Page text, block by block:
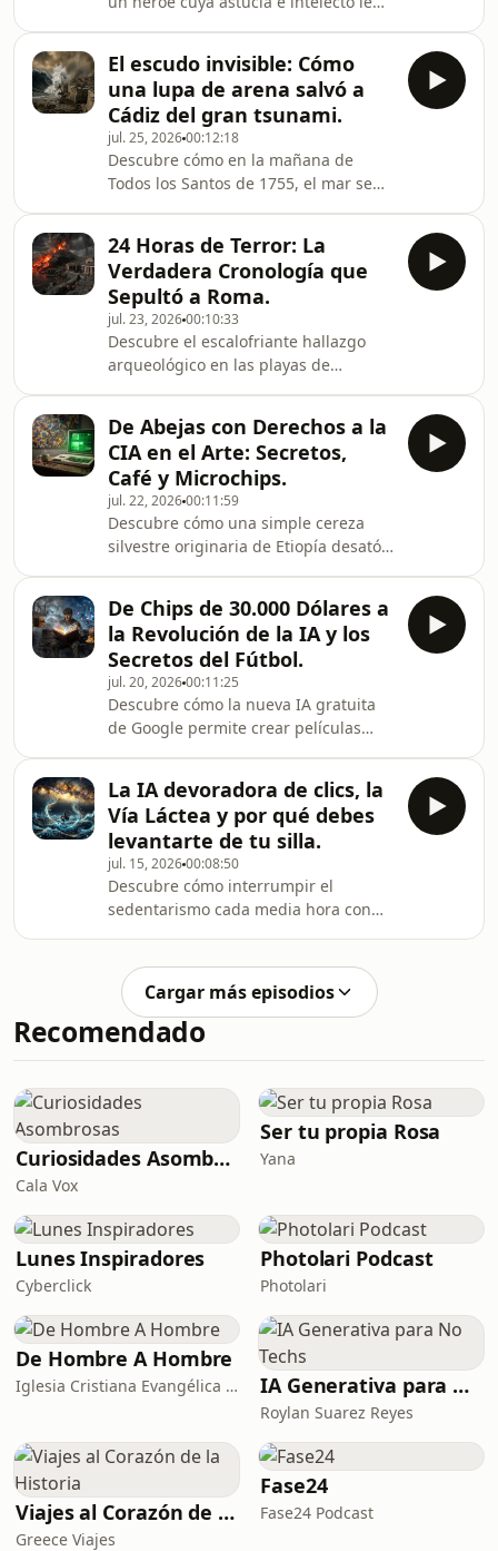
profundo y las históricas primeras
radiografías en órbita, además de
analizar un nuevo est
&quot;astucia&quot; se manifiesta
hoy en la IA de Google Gemini, capaz
de gestionar tu vida digital en Gmail y
Drive con una precisión casi
divina.Exploramos la fascinante
analogía entre la resistencia de
Odiseo ante la ira de Poseidón y la
resiliencia
El escudo invisible: Cómo
una lupa de arena salvó a
Cádiz del gran tsunami.
jul. 25, 202600:12:18
Descubre cómo en la mañana de
Todos los Santos de 1755, el mar se
solo para regresar en forma de seis
devastadoras olas
consecutivas.Explora el milagro
geológico del &quot;Banco de
Rota&quot;, una montaña submarina
que desvió parte de la furia del
océano y protegió a Cádiz de un muro
de agua que, momentos antes, ya
había borr
24 Horas de Terror: La
Verdadera Cronología que
Sepultó a Roma.
jul. 23, 202600:10:33
Descubre el escalofriante hallazgo
arqueológico en las playas de
los refugiados haciendo que sus
cerebros hirvieran en milésimas de
segundo, desmintiendo el viejo mito
de que todos murieron por
asfixia.Adéntrate en las
profundidades de una lujosa villa en
Pompeya descubierta tras seguir el
rastro de saqueadores de tumbas; u
De Abejas con Derechos a la
CIA en el Arte: Secretos,
Café y Microchips.
jul. 22, 202600:11:59
Descubre cómo una simple cereza
silvestre originaria de Etiopía desató
economía y la cultura global a la par
que exploramos cómo el imperio
tecnológico de Amstrad conquistó
Europa democratizando las
computadoras de 8 bits antes de que
sus polémicas decisiones de diseño la
llevaran al declive.Adéntrate en los
oscuros secretos de
De Chips de 30.000 Dólares a
la Revolución de la IA y los
Secretos del Fútbol.
jul. 20, 202600:11:25
Descubre cómo la nueva IA gratuita
de Google permite crear películas
enfrentamos a una crisis filosófica
sobre qué es real y qué es sintético
en nuestros textos diarios.Esta frase
conecta directamente el avance de
herramientas como Storyboard Studio
de Google Flow con la &quot;gran
crisis de autenticidad&quot; donde
las herramientas
La IA devoradora de clics, la
Vía Láctea y por qué debes
levantarte de tu silla.
jul. 15, 202600:08:50
Descubre cómo interrumpir el
sedentarismo cada media hora con
te maravillamos con las nuevas y
deslumbrantes imágenes del
telescopio Euclid, que revelan 60
millones de estrellas en el centro de
inminente crisis de los creadores de
contenido frente a la inteligencia
artificial, la cual resume info
Cargar más episodios
Recomendado
Curiosidades Asombrosas
Cala Vox
Ser tu propia Rosa
Yana
Lunes Inspiradores
Cyberclick
Photolari Podcast
Photolari
De Hombre A Hombre
Iglesia Cristiana Evangélica de Chamartín IA Generativa para No Techs
Roylan Suarez Reyes
Viajes al Corazón de la Historia
Greece Viajes
Fase24
Fase24 Podcast